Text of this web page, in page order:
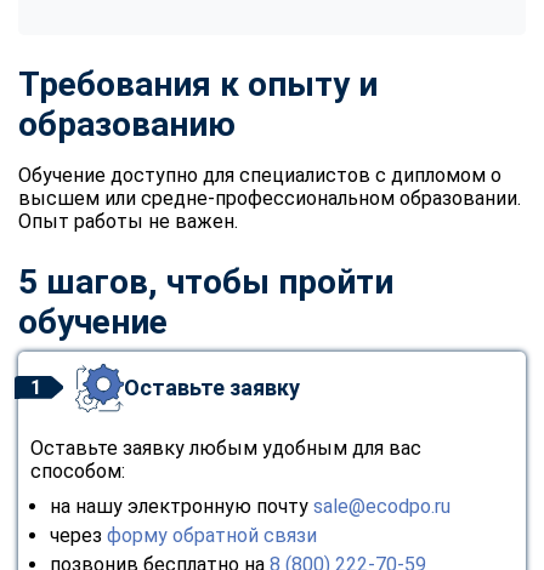
Требования к опыту и
образованию
Обучение доступно для специалистов с дипломом о
высшем или средне-профессиональном образовании.
Опыт работы не важен.
5 шагов, чтобы пройти
обучение
1 Оставьте заявку
Оставьте заявку любым удобным для вас
способом:
на нашу электронную почту sale@ecodpo.ru
через форму обратной связи
позвонив бесплатно на 8 (800) 222-70-59